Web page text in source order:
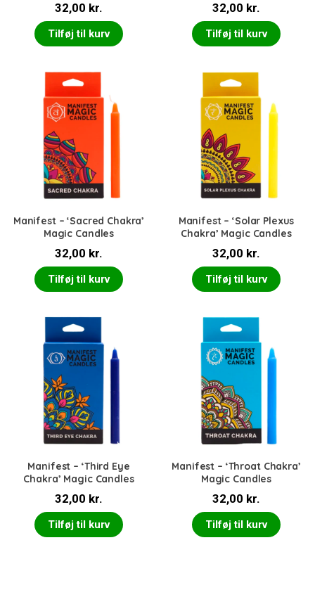
32,00 kr.
Tilføj til kurv
32,00 kr.
Tilføj til kurv
Manifest – ‘Sacred Chakra’
Magic Candles
32,00 kr.
Tilføj til kurv
Manifest – ‘Solar Plexus
Chakra’ Magic Candles
32,00 kr.
Tilføj til kurv
Manifest – ‘Third Eye
Chakra’ Magic Candles
32,00 kr.
Tilføj til kurv
Manifest – ‘Throat Chakra’
Magic Candles
32,00 kr.
Tilføj til kurv